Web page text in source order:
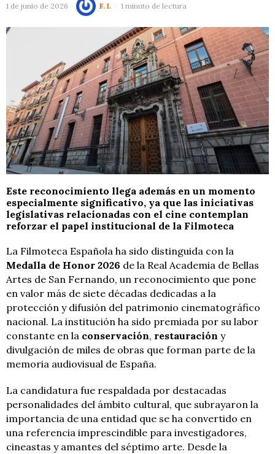
1 de junio de 2026 F. I. 1 minuto de lectura
Este reconocimiento llega además en un momento
especialmente significativo, ya que las iniciativas
legislativas relacionadas con el cine contemplan
reforzar el papel institucional de la Filmoteca
La Filmoteca Española ha sido distinguida con la
Medalla de Honor 2026 de la Real Academia de Bellas
Artes de San Fernando, un reconocimiento que pone
en valor más de siete décadas dedicadas a la
protección y difusión del patrimonio cinematográfico
nacional. La institución ha sido premiada por su labor
constante en la conservación, restauración y
divulgación de miles de obras que forman parte de la
memoria audiovisual de España.
La candidatura fue respaldada por destacadas
personalidades del ámbito cultural, que subrayaron la
importancia de una entidad que se ha convertido en
una referencia imprescindible para investigadores,
cineastas y amantes del séptimo arte. Desde la